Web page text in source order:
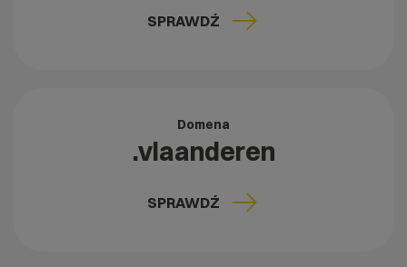
SPRAWDŹ
Domena
.vlaanderen
SPRAWDŹ